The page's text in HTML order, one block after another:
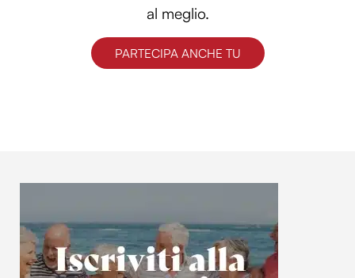
al meglio.
PARTECIPA ANCHE TU